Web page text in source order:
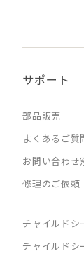
サポート
部品販売
よくあるご質
お問い合わせ
修理のご依頼
チャイルドシ
チャイルドシ